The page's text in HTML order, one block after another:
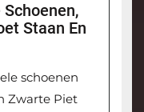
Staan En
schoenen
Zwarte Piet